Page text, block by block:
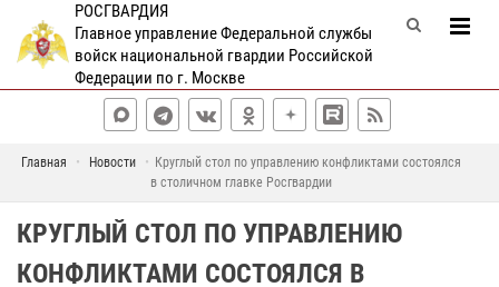
РОСГВАРДИЯ
Главное управление Федеральной службы
войск национальной гвардии Российской
Федерации по г. Москве
Главная Новости
Круглый стол по управлению конфликтами состоялся
в столичном главке Росгвардии
КРУГЛЫЙ СТОЛ ПО УПРАВЛЕНИЮ
КОНФЛИКТАМИ СОСТОЯЛСЯ В